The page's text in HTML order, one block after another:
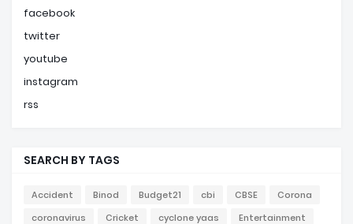
facebook
twitter
youtube
instagram
rss
SEARCH BY TAGS
Accident Binod Budget21 cbi CBSE
Corona
coronavirus
Cricket cyclone yaas
Entertainment